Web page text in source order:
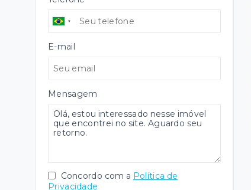
E-mail
Mensagem
Concordo com a Política de
Privacidade